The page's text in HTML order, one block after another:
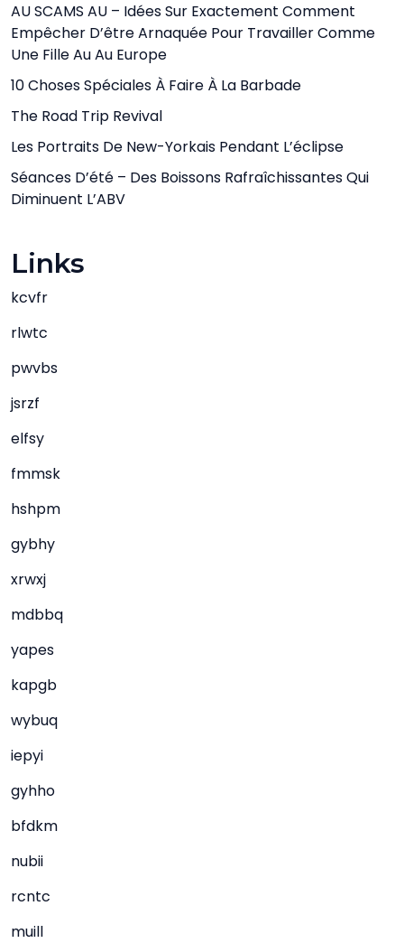
AU SCAMS AU – Idées Sur Exactement Comment
Empêcher D’être Arnaquée Pour Travailler Comme
Une Fille Au Au Europe
10 Choses Spéciales À Faire À La Barbade
The Road Trip Revival
Les Portraits De New-Yorkais Pendant L’éclipse
Séances D’été – Des Boissons Rafraîchissantes Qui
Diminuent L’ABV
Links
kcvfr
rlwtc
pwvbs
jsrzf
elfsy
fmmsk
hshpm
gybhy
xrwxj
mdbbq
yapes
kapgb
wybuq
iepyi
gyhho
bfdkm
nubii
rcntc
muill